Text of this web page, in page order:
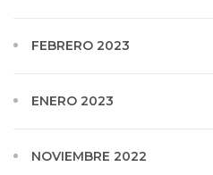
FEBRERO 2023
ENERO 2023
NOVIEMBRE 2022